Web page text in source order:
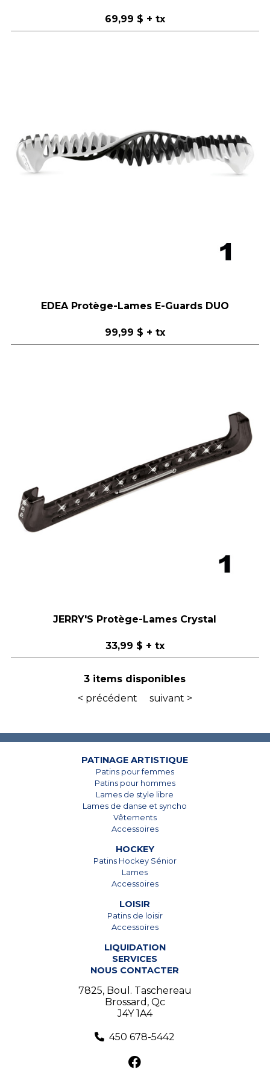
69,99 $ + tx
EDEA Protège-Lames E-Guards DUO
99,99 $ + tx
JERRY'S Protège-Lames Crystal
33,99 $ + tx
3 items disponibles
< précédent
suivant >
PATINAGE ARTISTIQUE
Patins pour femmes
Patins pour hommes
Lames de style libre
Lames de danse et syncho
Vêtements
Accessoires
HOCKEY
Patins Hockey Sénior
Lames
Accessoires
LOISIR
Patins de loisir
Accessoires
LIQUIDATION
SERVICES
NOUS CONTACTER
7825, Boul. Taschereau
Brossard, Qc
J4Y 1A4
450 678-5442